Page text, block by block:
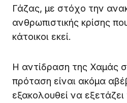
Γάζας, με στόχο την
ανθρωπιστικής κρίσης
κάτοικοι εκεί.
Η αντίδραση της Χαμάς
πρόταση είναι ακόμα
εξακολουθεί να